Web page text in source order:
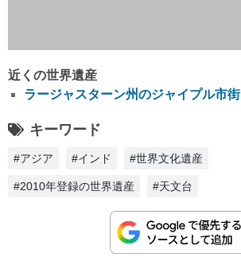
近くの世界遺産
ラージャスターン州のジャイプル市街
キーワード
#アジア #インド #世界文化遺産
#2010年登録の世界遺産 #天文台